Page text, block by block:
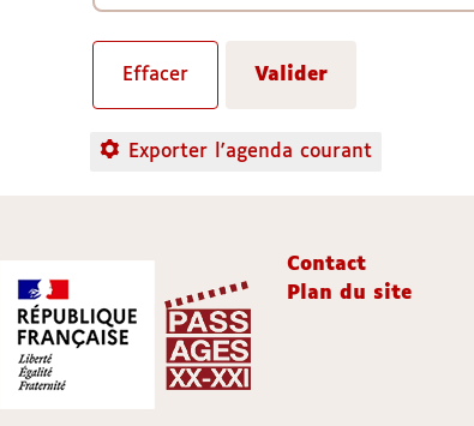
Exporter l'agenda courant
Contact
Plan du site